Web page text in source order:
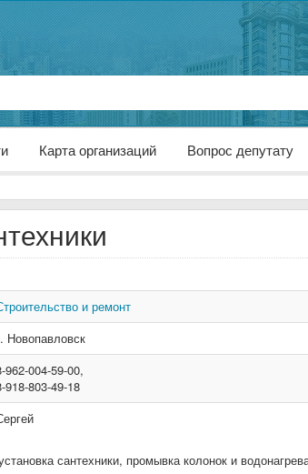
Карта организаций Вопрос депутату
и ремонт
Новопавловск
962-004-59-00,
918-803-49-18
сантехники, промывка колонок и